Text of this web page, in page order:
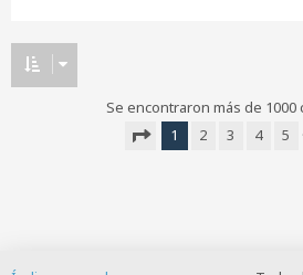
s
Se encontraron más de 1000
1 2 3 4 5